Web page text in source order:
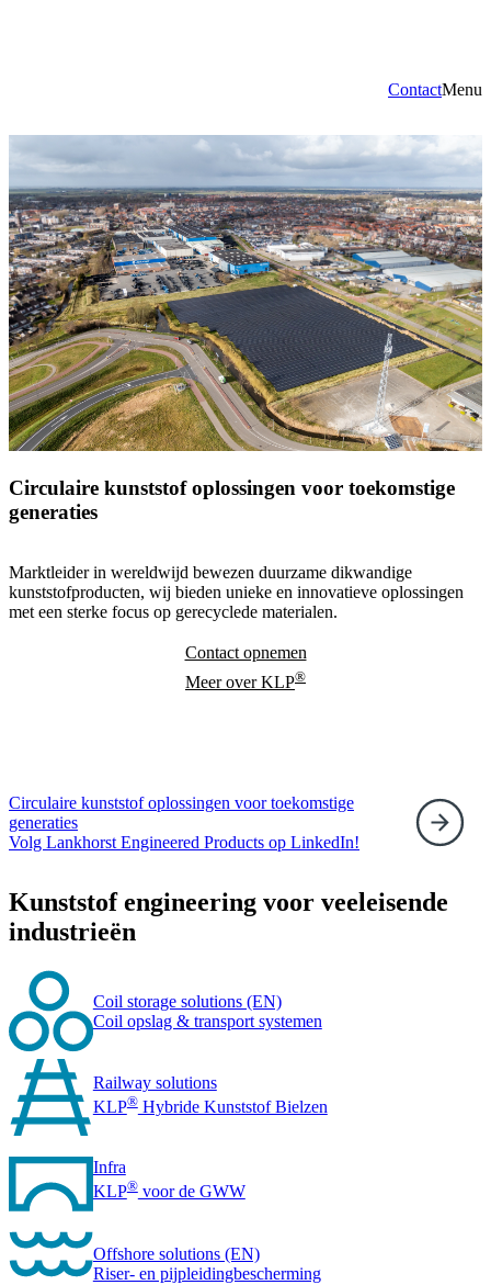
ContactMenu
Circulaire kunststof oplossingen voor toekomstige
generaties
Marktleider in wereldwijd bewezen duurzame dikwandige
kunststofproducten, wij bieden unieke en innovatieve oplossingen
met een sterke focus op gerecyclede materialen.
Contact opnemen
Meer over KLP®
Circulaire kunststof oplossingen voor toekomstige
generaties
Volg Lankhorst Engineered Products op LinkedIn!
Kunststof engineering voor veeleisende
industrieën
Coil storage solutions (EN)
Coil opslag & transport systemen
Railway solutions
KLP®Hybride Kunststof Bielzen
Infra
KLP®voor de GWW
Offshore solutions (EN)
Riser- en pijpleidingbescherming